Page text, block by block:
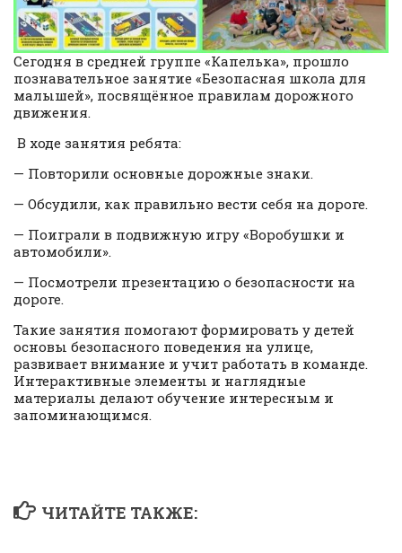
Сегодня в средней группе «Капелька», прошло
познавательное занятие «Безопасная школа для
малышей», посвящённое правилам дорожного
движения.
В ходе занятия ребята:
— Повторили основные дорожные знаки.
— Обсудили, как правильно вести себя на дороге.
— Поиграли в подвижную игру «Воробушки и
автомобили».
— Посмотрели презентацию о безопасности на
дороге.
Такие занятия помогают формировать у детей
основы безопасного поведения на улице,
развивает внимание и учит работать в команде.
Интерактивные элементы и наглядные
материалы делают обучение интересным и
запоминающимся.
ЧИТАЙТЕ ТАКЖЕ: